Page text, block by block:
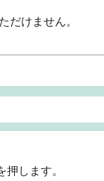
だけません。
します。